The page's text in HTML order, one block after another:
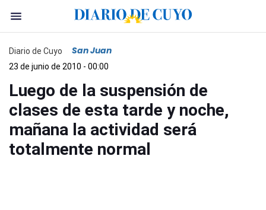
Diario de Cuyo San Juan
23 de junio de 2010 - 00:00
Luego de la suspensión de
clases de esta tarde y noche,
mañana la actividad será
totalmente normal